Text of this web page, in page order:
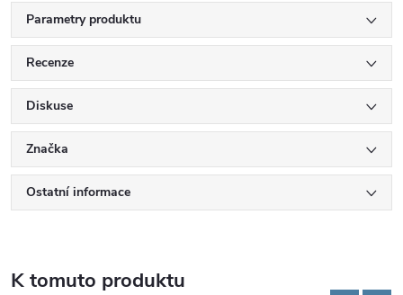
Parametry produktu
Recenze
Diskuse
Značka
Ostatní informace
K tomuto produktu